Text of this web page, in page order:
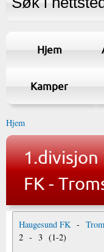
Hjem
Kamper
Hjem
1.divisjon
FK -
Haugesund FK -
2 - 3 (1-2)